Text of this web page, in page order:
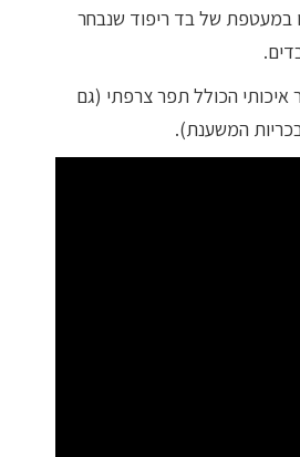
אחרונות
קשר
נגישות
פרטיות
במעטפת של בד ריפוד שנבחר
איכותי הכולל תפר צרפתי (גם
המשענת).